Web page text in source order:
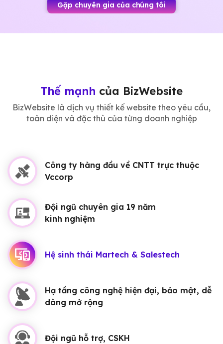
Gặp chuyên gia của chúng tôi
Thế mạnh của BizWebsite
BizWebsite là dịch vụ thiết kế website theo yêu cầu,
toàn diện và đặc thù của từng doanh nghiệp
Công ty hàng đầu về CNTT trực thuộc
Vccorp
Đội ngũ chuyên gia 19 năm
kinh nghiệm
Hệ sinh thái Martech & Salestech
Hạ tầng công nghệ hiện đại, bảo mật, dễ
dàng mở rộng
Đội ngũ hỗ trợ, CSKH